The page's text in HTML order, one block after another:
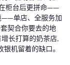
柜台后更拼命——
——单店、全服务加
契合你要去的地
长打算的奶茶店,
机留着的缺口。